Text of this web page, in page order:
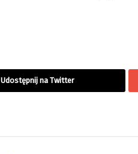
Udostępnij na Twitter